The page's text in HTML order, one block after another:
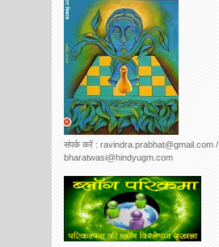
संपर्क करें : ravindra.prabhat@gmail.com /
bharatwasi@hindyugm.com